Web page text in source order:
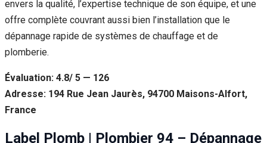
envers la qualité, l’expertise technique de son équipe, et une
offre complète couvrant aussi bien l’installation que le
dépannage rapide de systèmes de chauffage et de
plomberie.
Évaluation: 4.8/ 5 — 126
Adresse: 194 Rue Jean Jaurès, 94700 Maisons-Alfort,
France
Label Plomb | Plombier 94 – Dépannage